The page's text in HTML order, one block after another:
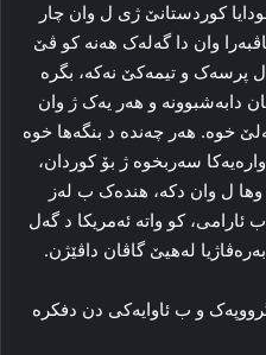
کوردستانێ ژی ل وان چار
وان دا‌ گه‌له‌ک هه‌نه‌ کو ڤێ‌
پرسه‌ک و تیمه‌کێ نه‌که‌، بگره‌
دابه‌شبوونه‌ و هه‌ر یه‌ک ژ وان
خوه‌. هه‌ر چه‌نده‌ د بنگه‌ها خوه‌
سه‌ربخوه‌ ژ بۆ کوردان،
وها ل وان دکه‌، هنده‌ک ب له‌ز
کو واته ‌ئەمریكا د گه‌ل
له‌هیێ گاڤان داڤێژن‌.
و ب ئاوایه‌کی‌ دن دفکره‌